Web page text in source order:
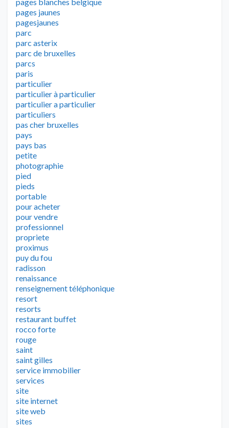
pages jaunes
pagesjaunes
parc
parc asterix
parc de bruxelles
parcs
paris
particulier
particulier à particulier
particulier a particulier
particuliers
pas cher bruxelles
pays
pays bas
petite
photographie
pied
pieds
portable
pour acheter
pour vendre
professionnel
propriete
proximus
puy du fou
radisson
renaissance
renseignement téléphonique
resort
resorts
restaurant buffet
rocco forte
rouge
saint
saint gilles
service immobilier
services
site
site internet
site web
sites